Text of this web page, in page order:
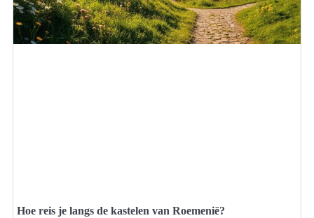
Hoe reis je langs de kastelen van Roemenië?